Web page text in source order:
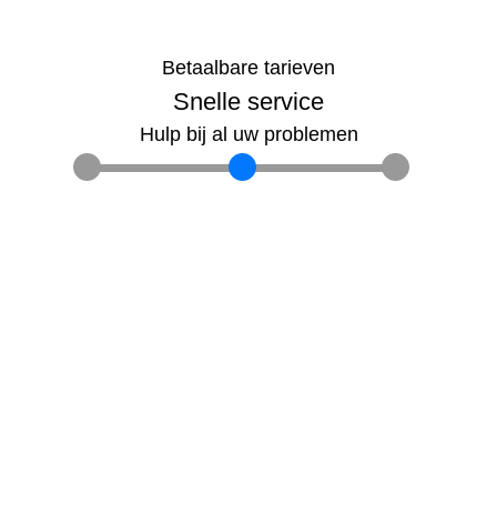
Betaalbare tarieven
Snelle service
Hulp bij al uw problemen